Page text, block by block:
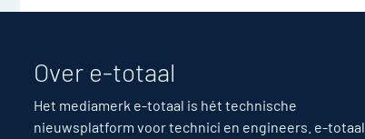
Over e-totaal
Het mediamerk e-totaal is hét technische
nieuwsplatform voor technici en engineers. e-totaal